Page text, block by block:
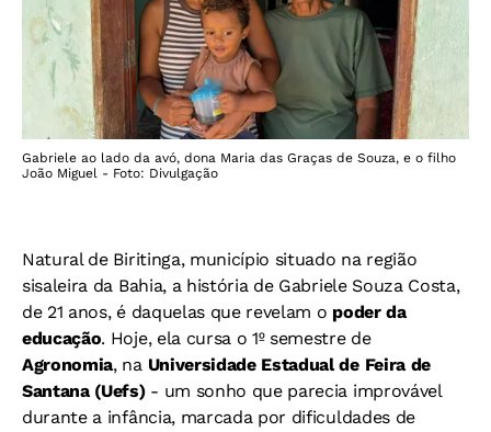
Gabriele ao lado da avó, dona Maria das Graças de Souza, e o filho
João Miguel - Foto: Divulgação
Natural de Biritinga, município situado na região
sisaleira da Bahia, a história de Gabriele Souza Costa,
de 21 anos, é daquelas que revelam o poder da
educação. Hoje, ela cursa o 1º semestre de
Agronomia, naUniversidade Estadual de Feira de
Santana (Uefs)- um sonho que parecia improvável
durante a infância, marcada por dificuldades de